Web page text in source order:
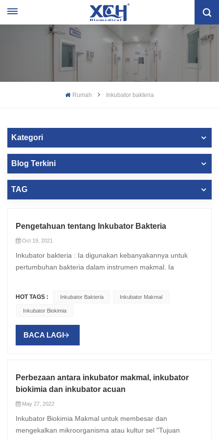
Rumah Inkubator bakteria
Kategori
Blog Terkini
TAG
Pengetahuan tentang Inkubator Bakteria
Oct 19, 2021
Inkubator bakteria : Ia digunakan kebanyakannya untuk
pertumbuhan bakteria dalam instrumen makmal. Ia
inkubator boleh diprogramkan dan tidak memerlukan ralat
dan tetapan suhu ujian. Inkubator bakteria pada asasnya
adalah peranti, yang membantu dalam melaksanakan
pertumbuhan kultur mikrob. Suhu dan masa pengeraman
adalah sangat penting untuk perkembangan dan
disediakan, pertumbuhan organisma mungkin terdegradasi.
Cara memilih inkubator mikroorganisma: Graviti atau aliran
udara paksa? Inkubator boleh dibahagikan kepada dua jenis
HOT TAGS : Inkubator Bakteria Inkubator Makmal
Inkubator Biokimia
BACA LAGI
Perbezaan antara inkubator makmal, inkubator
biokimia dan inkubator acuan
May 27, 2022
Inkubator Biokimia Makmal untuk membesar dan
mengekalkan mikroorganisma atau kultur sel "Tujuan